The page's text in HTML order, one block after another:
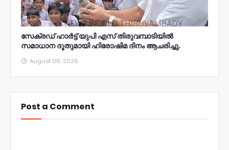
സേക്രഡ് ഹാർട്ട് യുപി എസ് തിരുവമ്പാടിയിൽ
സമാധാന ദൂതുമായി ഹിരോഷിമ ദിനം ആചരിച്ചു.
August 06, 2026
Post a Comment